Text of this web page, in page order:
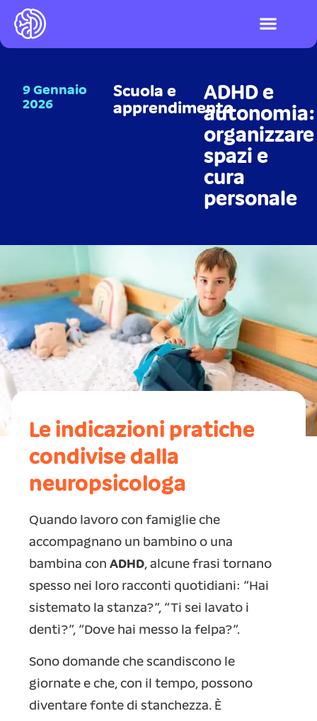
9 Gennaio
2026
Scuola e
apprendimento
ADHD e
autonomia:
organizzare
spazi e
cura
personale
Le indicazioni pratiche
condivise dalla
neuropsicologa
Quando lavoro con famiglie che
accompagnano un bambino o una
bambina con ADHD, alcune frasi tornano
spesso nei loro racconti quotidiani: “Hai
sistemato la stanza?”, “Ti sei lavato i
denti?”, “Dove hai messo la felpa?”.
Sono domande che scandiscono le
giornate e che, con il tempo, possono
diventare fonte di stanchezza. È